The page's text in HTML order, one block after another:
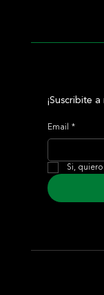
¡Suscribite
Email *
Si,